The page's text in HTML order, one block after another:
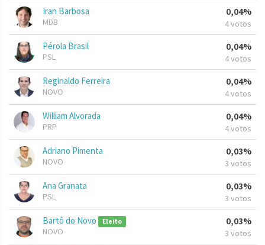
Iran Barbosa
MDB
0,04%
4 votos
Pérola Brasil
PSL
0,04%
4 votos
Reginaldo Ferreira
NOVO
0,04%
4 votos
William Alvorada
PRP
0,04%
4 votos
Adriano Pimenta
NOVO
0,03%
3 votos
Ana Granata
PSL
0,03%
3 votos
Bartô do Novo Eleito
NOVO
0,03%
3 votos